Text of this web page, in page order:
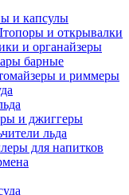
и капсулы
и открывалки
и органайзеры
барные
и риммеры
и джиггеры
льда
для напитков